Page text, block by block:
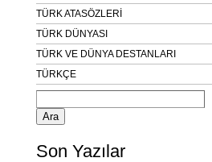
TÜRK ATASÖZLERİ
TÜRK DÜNYASI
TÜRK VE DÜNYA DESTANLARI
TÜRKÇE
Arama:
Son Yazılar